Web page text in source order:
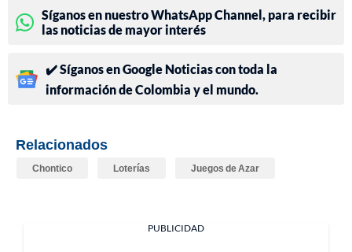
Síganos en nuestro WhatsApp Channel, para recibir
las noticias de mayor interés
✔️ Síganos en Google Noticias con toda la
información de Colombia y el mundo.
Relacionados
Chontico Loterías Juegos de Azar
PUBLICIDAD